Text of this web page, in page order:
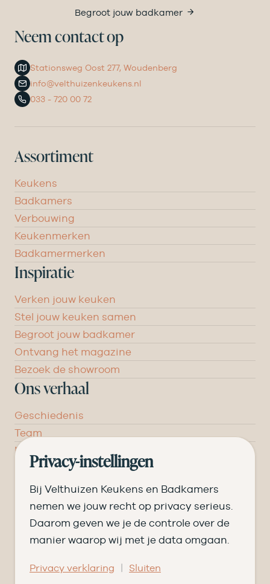
Begroot jouw badkamer
Neem contact op
Stationsweg Oost 277, Woudenberg
info@velthuizenkeukens.nl
033 - 720 00 72
Assortiment
Keukens
Badkamers
Verbouwing
Keukenmerken
Badkamermerken
Inspiratie
Verken jouw keuken
Stel jouw keuken samen
Begroot jouw badkamer
Ontvang het magazine
Bezoek de showroom
Ons verhaal
Geschiedenis
Team
Nieuws
Pluspunten
Vacatures ➑
Openingstijden
09.00 tot 17.30
Privacy-instellingen
Bij Velthuizen Keukens en Badkamers
nemen we jouw recht op privacy serieus.
Daarom geven we je de controle over de
manier waarop wij met je data omgaan.
Privacy verklaring | Sluiten